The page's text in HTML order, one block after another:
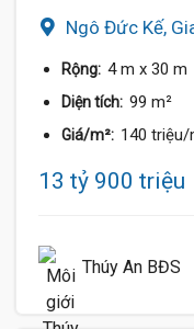
Ngô Đức Kế,
Rộng: 4 m x 30 m
Diện tích: 99 m²
Giá/m²: 140 triệu/
13 tỷ 900 triệu
Thúy An BĐS